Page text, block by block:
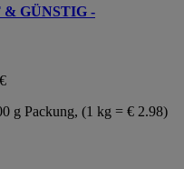
& GÜNSTIG -
g Packung, (1 kg = € 2.98)